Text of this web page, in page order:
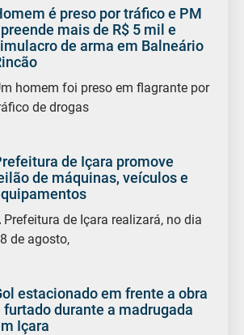
é preso por tráfico e PM
mais de R$ 5 mil e
de arma em Balneário
homem foi preso em flagrante por
de drogas
de Içara promove
de máquinas, veículos e
Prefeitura de Içara realizará, no dia
de agosto,
estacionado em frente a obra
furtado durante a madrugada
Içara